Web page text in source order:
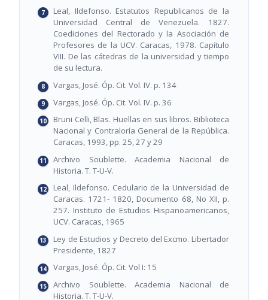
Leal, Ildefonso. Estatutos Republicanos de la
Universidad Central de Venezuela. 1827.
Coediciones del Rectorado y la Asociación de
Profesores de la UCV. Caracas, 1978. Capítulo
VIII. De las cátedras de la universidad y tiempo
de su lectura.
Vargas, José. Óp. Cit. Vol. IV. p. 134
Vargas, José. Óp. Cit. Vol. IV. p. 36
Bruni Celli, Blas. Huellas en sus libros. Biblioteca
Nacional y Contraloría General de la República.
Caracas, 1993, pp. 25, 27 y 29
Archivo Soublette. Academia Nacional de
Historia. T. T-U-V.
Leal, Ildefonso. Cedulario de la Universidad de
Caracas. 1721- 1820, Documento 68, No XII, p.
257. Instituto de Estudios Hispanoamericanos,
UCV. Caracas, 1965
Ley de Estudios y Decreto del Excmo. Libertador
Presidente, 1827
Vargas, José. Óp. Cit. Vol I: 15
Archivo Soublette. Academia Nacional de
Historia. T. T-U-V.